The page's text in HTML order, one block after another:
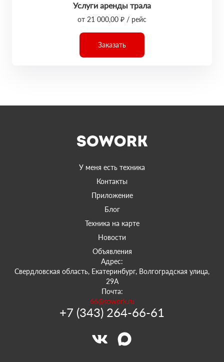
Услуги аренды трала
от 21 000,00 ₽ / рейс
Заказать
У меня есть техника
Контакты
Приложение
Блог
Техника на карте
Новости
Объявления
Адрес:
Свердловская область, Екатеринбург, Волгоградская улица,
29А
Почта:
66@sowork.ru
+7 (343) 264-66-61